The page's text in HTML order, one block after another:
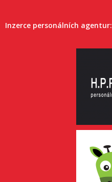
Inzerce personálních agentur: